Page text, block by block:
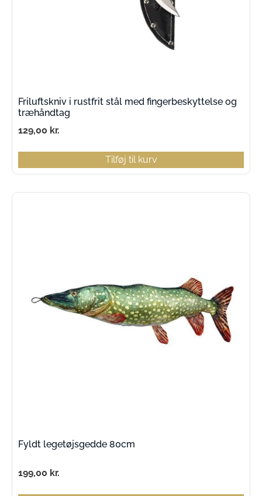
Friluftskniv i rustfrit stål med fingerbeskyttelse og
træhåndtag
129,00 kr.
Tilføj til kurv
Fyldt legetøjsgedde 80cm
199,00 kr.